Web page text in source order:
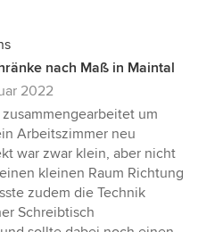
nach Maß in Maintal
2022
um
Arbeitszimmer neu
war zwar klein, aber nicht
kleinen Raum Richtung
zudem die Technik
Schreibtisch